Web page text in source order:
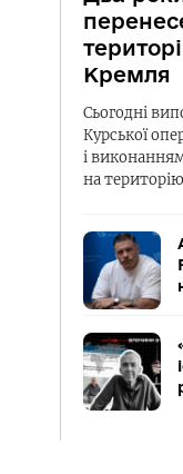
Кремля
Сьогодні
Курської
і виконанням
на